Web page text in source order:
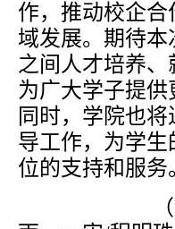
作，推动校企
域发展。期待
之间人才培养、
为广大学子提供
同时，学院也
导工作，为学
位的支持和服务
（